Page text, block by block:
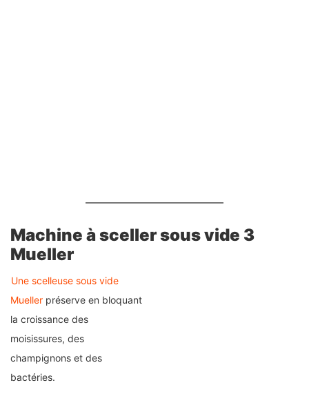
Machine à sceller sous vide 3
Mueller
Une scelleuse sous vide
Mueller préserve en bloquant
la croissance des
moisissures, des
champignons et des
bactéries.